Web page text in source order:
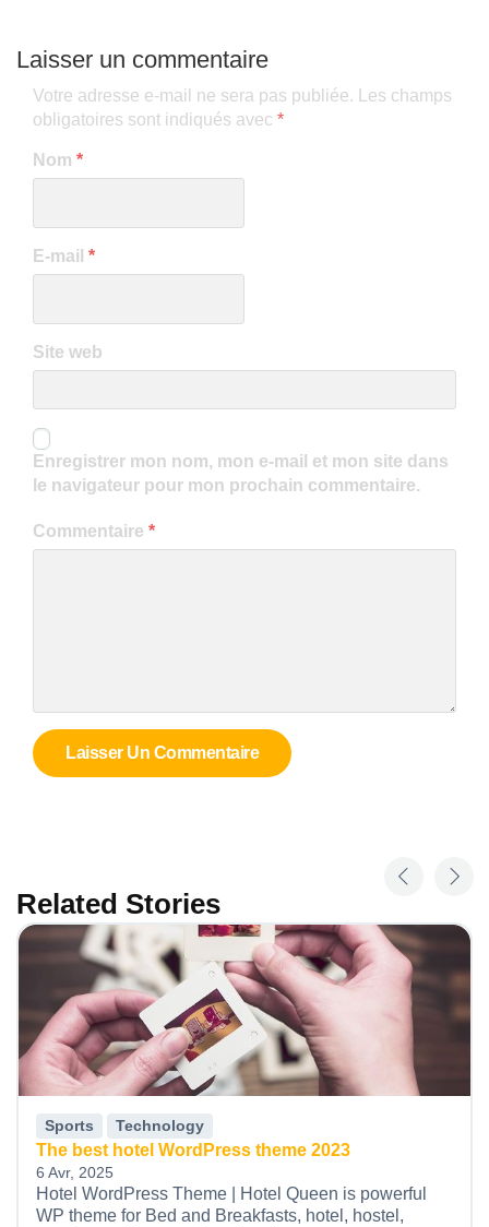
Laisser un commentaire
Votre adresse e-mail ne sera pas publiée.
Les champs
obligatoires sont indiqués avec *
Nom *
E-mail *
Site web
Enregistrer mon nom, mon e-mail et mon site dans
le navigateur pour mon prochain commentaire.
Commentaire *
Related Stories
Sports Technology
The best hotel WordPress theme 2023
6 Avr, 2025
Hotel WordPress Theme | Hotel Queen is powerful
WP theme for Bed and Breakfasts, hotel, hostel,